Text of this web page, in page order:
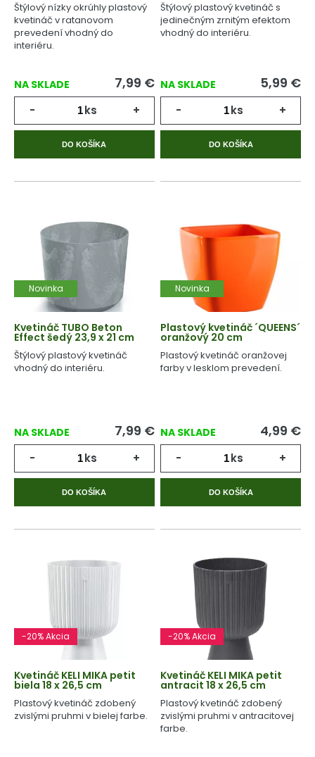
Štýlový nízky okrúhly plastový
kvetináč v ratanovom
prevedení vhodný do
interiéru.
NA SKLADE 7,99 €
- ks +
DO KOŠÍKA
Štýlový plastový kvetináč s
jedinečným zrnitým efektom
vhodný do interiéru.
NA SKLADE 5,99 €
- ks +
DO KOŠÍKA
Novinka
Kvetináč TUBO Beton
Effect šedý 23,9 x 21 cm
Štýlový plastový kvetináč
vhodný do interiéru.
NA SKLADE 7,99 €
- ks +
DO KOŠÍKA
Novinka
Plastový kvetináč ´QUEENS´
oranžový 20 cm
Plastový kvetináč oranžovej
farby v lesklom prevedení.
NA SKLADE 4,99 €
- ks +
DO KOŠÍKA
-20% Akcia
Kvetináč KELI MIKA petit
biela 18 x 26,5 cm
Plastový kvetináč zdobený
zvislými pruhmi v bielej farbe.
-20% Akcia
Kvetináč KELI MIKA petit
antracit 18 x 26,5 cm
Plastový kvetináč zdobený
zvislými pruhmi v antracitovej
farbe.